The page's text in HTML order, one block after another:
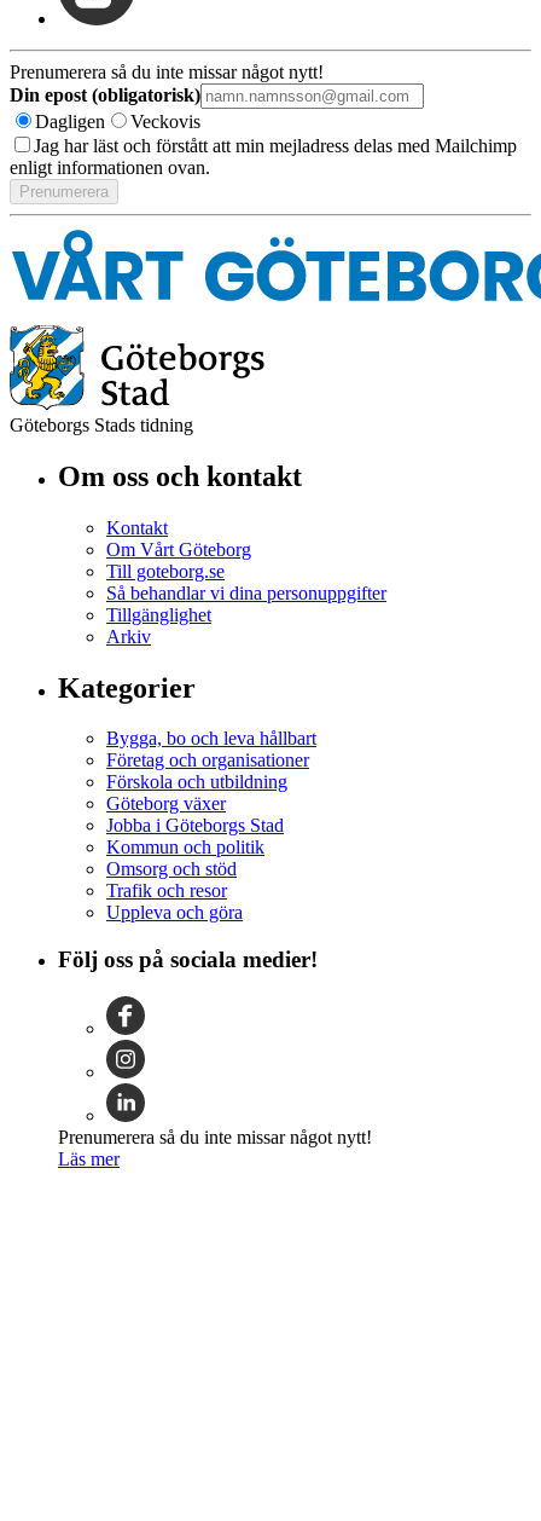
Prenumerera så du inte missar något nytt!
Din epost (obligatorisk)
Dagligen
Veckovis
Jag har läst och förstått att min mejladress delas med Mailchimp
enligt informationen ovan.
Göteborgs Stads tidning
Om oss och kontakt
Kontakt
Om Vårt Göteborg
Till goteborg.se
Så behandlar vi dina personuppgifter
Tillgänglighet
Arkiv
Kategorier
Bygga, bo och leva hållbart
Företag och organisationer
Förskola och utbildning
Göteborg växer
Jobba i Göteborgs Stad
Kommun och politik
Omsorg och stöd
Trafik och resor
Uppleva och göra
Följ oss på sociala medier!
Prenumerera så du inte missar något nytt!
Läs mer